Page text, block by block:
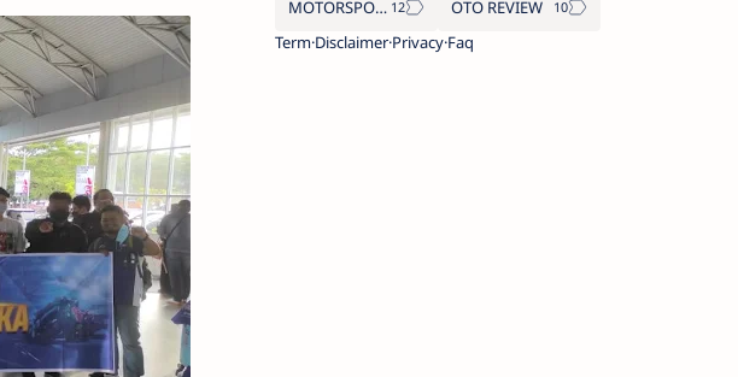
MOTORSPORT
OTO REVIEW
TermDisclaimerPrivacyFaq